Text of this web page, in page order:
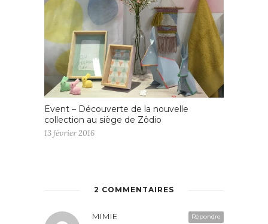
Event – Découverte de la nouvelle
collection au siège de Zôdio
13 février 2016
2 COMMENTAIRES
Répondre
MIMIE